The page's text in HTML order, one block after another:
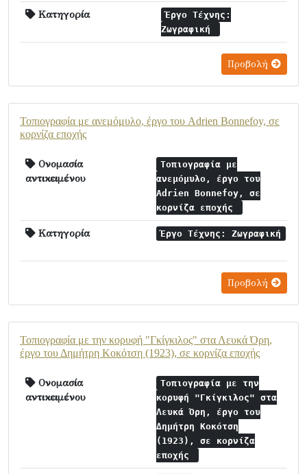
Κατηγορία
Έργο Τέχνης:
Ζωγραφική
Προβολή
Τοπιογραφία με ανεμόμυλο, έργο του Adrien Bonnefoy, σε
κορνίζα εποχής
Ονομασία
αντικειμένου
Τοπιογραφία με
ανεμόμυλο, έργο του
Adrien Bonnefoy, σε
κορνίζα εποχής
Κατηγορία Έργο Τέχνης: Ζωγραφική
Προβολή
Τοπιογραφία με την κορυφή "Γκίγκιλος" στα Λευκά Όρη,
έργο του Δημήτρη Κοκότση (1923), σε κορνίζα εποχής
Ονομασία
αντικειμένου
Τοπιογραφία με την
κορυφή "Γκίγκιλος" στα
Λευκά Όρη, έργο του
Δημήτρη Κοκότση
(1923), σε κορνίζα
εποχής